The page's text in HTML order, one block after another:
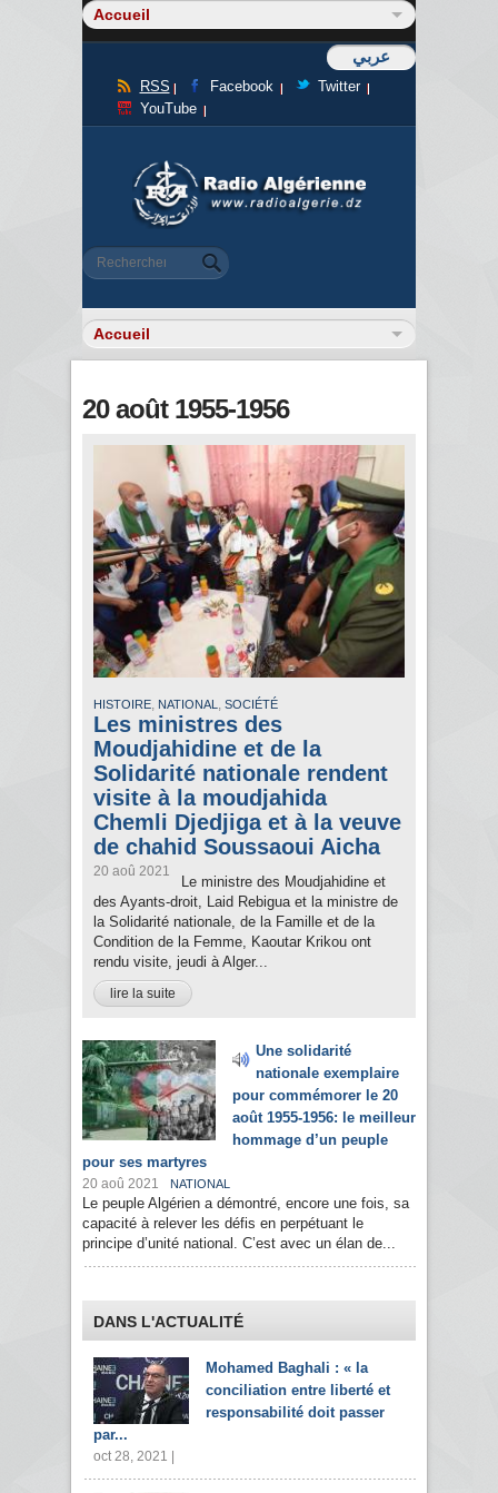
عربي
RSS Facebook
Twitter
YouTube
Formulaire de recherche
Rechercher
20 août 1955-1956
HISTOIRE, NATIONAL , SOCIÉTÉ
Les ministres des
Moudjahidine et de la
Solidarité nationale rendent
visite à la moudjahida
Chemli Djedjiga et à la veuve
de chahid Soussaoui Aicha
20 aoû 2021
Le ministre des Moudjahidine et
des Ayants-droit, Laid Rebigua et la ministre de
la Solidarité nationale, de la Famille et de la
Condition de la Femme, Kaoutar Krikou ont
rendu visite, jeudi à Alger...
lire la suite
Une solidarité
nationale exemplaire
pour commémorer le 20
août 1955-1956: le meilleur
hommage d’un peuple
pour ses martyres
20 aoû 2021 NATIONAL
Le peuple Algérien a démontré, encore une fois, sa
capacité à relever les défis en perpétuant le
principe d’unité national. C’est avec un élan de...
DANS L'ACTUALITÉ
Mohamed Baghali : « la
conciliation entre liberté et
responsabilité doit passer
par...
oct 28, 2021 |